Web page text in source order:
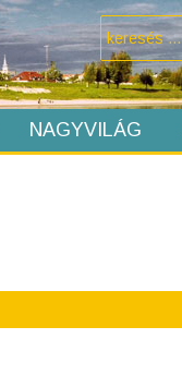
NAGYVILÁG